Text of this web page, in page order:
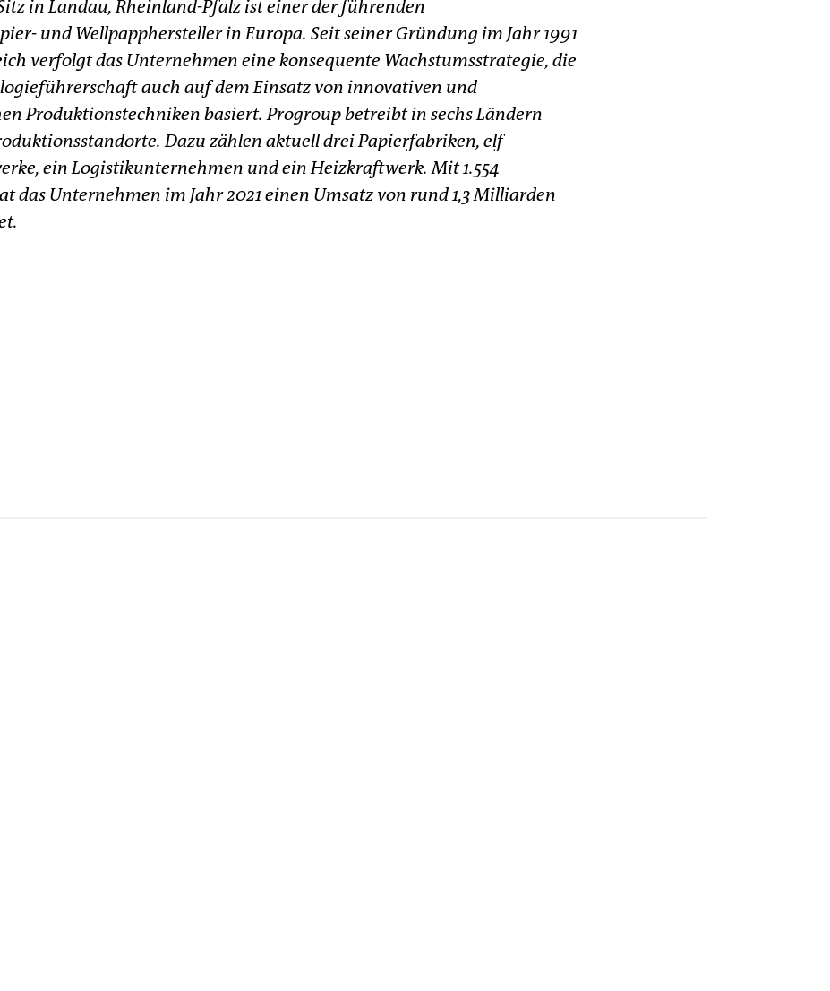
in Landau, Rheinland-Pfalz ist einer der führenden
und Wellpapphersteller in Europa. Seit seiner Gründung im Jahr 1991
verfolgt das Unternehmen eine konsequente Wachstumsstrategie, die
auch auf dem Einsatz von innovativen und
Produktionstechniken basiert. Progroup betreibt in sechs Ländern
Dazu zählen aktuell drei Papierfabriken, elf
ein Logistikunternehmen und ein Heizkraftwerk. Mit 1.554
das Unternehmen im Jahr 2021 einen Umsatz von rund 1,3 Milliarden